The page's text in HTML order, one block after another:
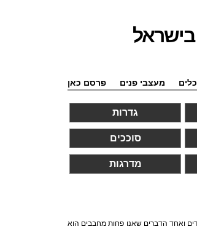
בישראל
מעצבי פנים פרסם כאן
גדרות
סוככים
מדרגות
ואחד הדברים שאנו פחות מחבבים הוא